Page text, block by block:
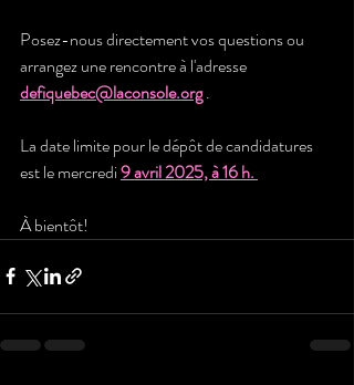
Posez-nous directement vos questions ou
arrangez une rencontre à l'adresse
defiquebec@laconsole.org .
La date limite pour le dépôt de candidatures
est le mercredi 9 avril 2025, à 16 h.
À bientôt!